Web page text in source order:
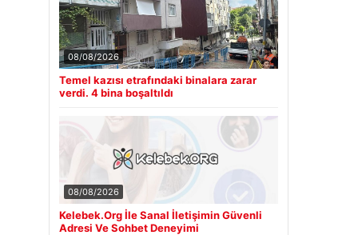
08/08/2026
Temel kazısı etrafındaki binalara zarar
verdi. 4 bina boşaltıldı
08/08/2026
Kelebek.Org İle Sanal İletişimin Güvenli
Adresi Ve Sohbet Deneyimi